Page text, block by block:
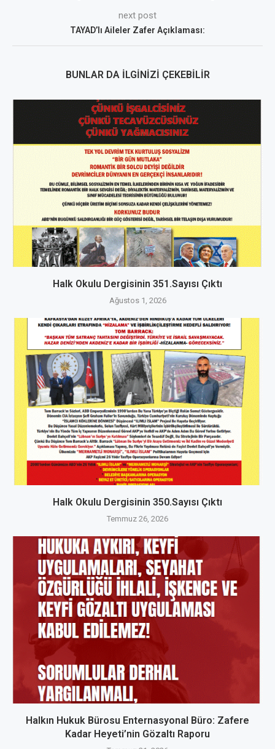
next post
TAYAD’lı Aileler Zafer Açıklaması:
BUNLAR DA İLGINIZI ÇEKEBILIR
Halk Okulu Dergisinin 351.Sayısı Çıktı
Ağustos 1, 2026
Halk Okulu Dergisinin 350.Sayısı Çıktı
Temmuz 26, 2026
Halkın Hukuk Bürosu Enternasyonal Büro: Zafere
Kadar Heyeti’nin Gözaltı Raporu